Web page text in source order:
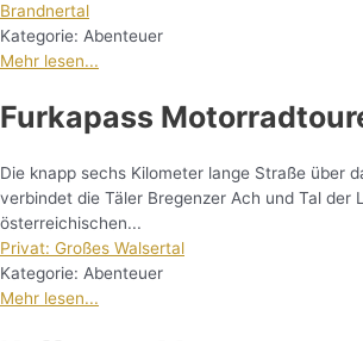
Brandnertal
Kategorie: Abenteuer
Mehr lesen...
Furkapass
Die knapp sechs Kilometer lange Straße über
verbindet die Täler Bregenzer Ach und Tal der
österreichischen...
Privat: Großes Walsertal
Kategorie: Abenteuer
Mehr lesen...